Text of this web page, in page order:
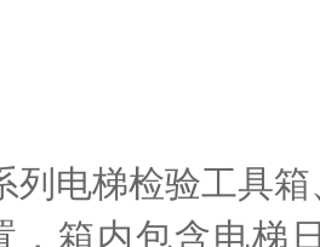
列电梯检验工具
，箱内包含电梯